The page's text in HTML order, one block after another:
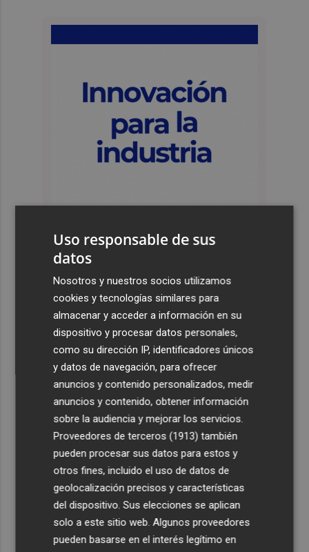
La Biblioteca Valenciana conmemora el 750 aniversario
del legado de Jaume I
Levantan el confinamiento del municipio castellonense
de Sierra Engarcerán por el incendio
Juan Tallón, Marta Jiménez Serrano o Juan Evaristo Valls
Boix, protagonistas de la programación de agosto de
Entre Libros en Benicàssim
Los talleres de ‘Magia en los Barrios’ de Castelló llegan
al Grupo Reyes
Informe del CEAM sobre el incendio de la Vall d'Uixó: la
vegetación perdió el 51% de humedad en los meses
previos
Uso responsable de sus
datos
Nosotros y nuestros socios utilizamos
cookies y tecnologías similares para
almacenar y acceder a información en su
dispositivo y procesar datos personales,
como su dirección IP, identificadores únicos
y datos de navegación, para ofrecer
anuncios y contenido personalizados, medir
anuncios y contenido, obtener información
sobre la audiencia y mejorar los servicios.
Proveedores de terceros (1913) también
pueden procesar sus datos para estos y
otros fines, incluido el uso de datos de
geolocalización precisos y características
del dispositivo. Sus elecciones se aplican
solo a este sitio web. Algunos proveedores
pueden basarse en el interés legítimo en